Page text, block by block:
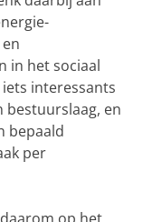
in het sociaal
interessants
bestuurslaag, en
bepaald
per